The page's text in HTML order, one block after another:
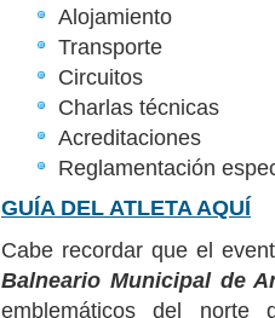
Alojamiento
Transporte
Circuitos
Charlas técnicas
Acreditaciones
Reglamentación
GUÍA DEL ATLETA AQUÍ
Cabe recordar que el
Balneario Municipal de
emblemáticos del